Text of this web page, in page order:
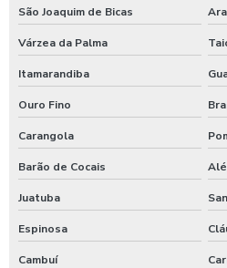
Shampoozeira sao paulo
Shampoozeira em sp
Shampoozeira valor
Shampoozeira a venda
Sistema de lavagem para agro
Sistema de lavagem para agroindústria
Sistema de lavagem de ônibus
Sistema de lavagem para
São Joaquim de Bicas
Várzea da Palma
Itamarandiba
Ouro Fino
Carangola
Barão de Cocais
Juatuba
Espinosa
Cambuí